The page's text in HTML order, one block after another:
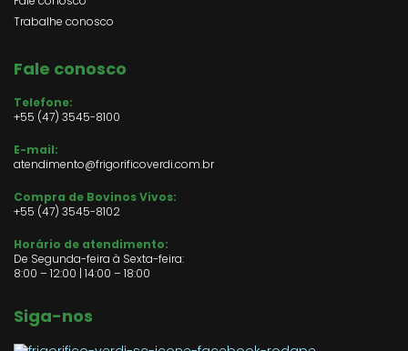
Trabalhe conosco
Fale conosco
Telefone:
+55 (47) 3545-8100
E-mail:
atendimento@frigorificoverdi.com.br
Compra de Bovinos Vivos:
+55 (47) 3545-8102
Horário de atendimento:
De Segunda-feira à Sexta-feira:
8:00 – 12:00 | 14:00 – 18:00
Siga-nos